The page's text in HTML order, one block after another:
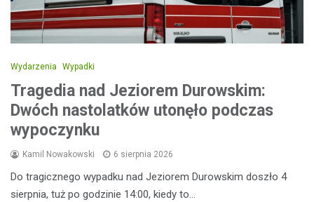
Wydarzenia Wypadki
Tragedia nad Jeziorem Durowskim:
Dwóch nastolatków utonęło podczas
wypoczynku
Kamil Nowakowski 6 sierpnia 2026
Do tragicznego wypadku nad Jeziorem Durowskim doszło 4
sierpnia, tuż po godzinie 14:00, kiedy to…